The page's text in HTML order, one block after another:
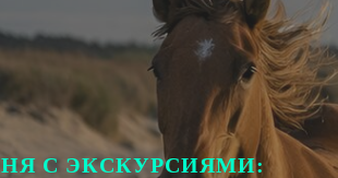
С ЭКСКУРСИЯМИ: